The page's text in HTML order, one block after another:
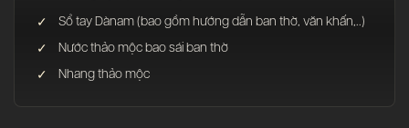
Sổ tay Dànam (bao gồm hướng dẫn ban thờ, văn khấn,..)
Nước thảo mộc bao sái ban thờ
Nhang thảo mộc